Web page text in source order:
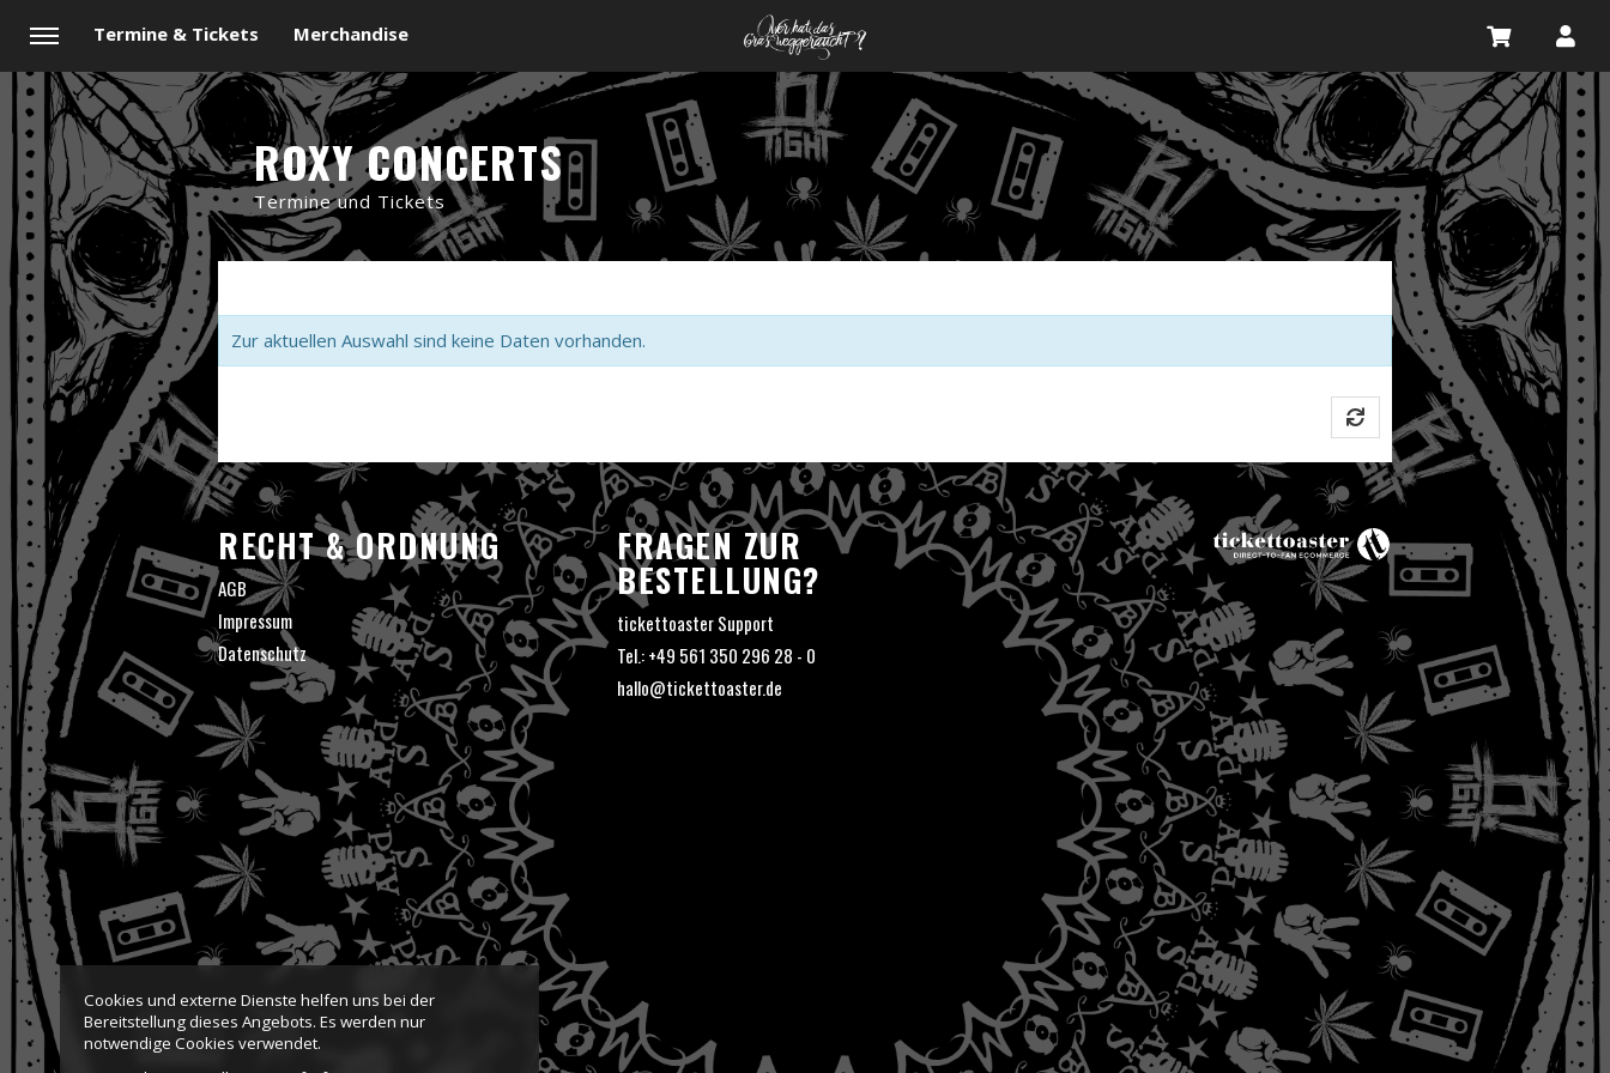
Termine & Tickets Merchandise
ROXY CONCERTS
Termine und Tickets
Zur aktuellen Auswahl sind keine Daten vorhanden.
RECHT & ORDNUNG
AGB
Impressum
Datenschutz
FRAGEN ZUR
BESTELLUNG?
tickettoaster Support
Tel.: +49 561 350 296 28 - 0
hallo@tickettoaster.de
Cookies und externe Dienste helfen uns bei der
Bereitstellung dieses Angebots. Es werden nur
notwendige Cookies verwendet.